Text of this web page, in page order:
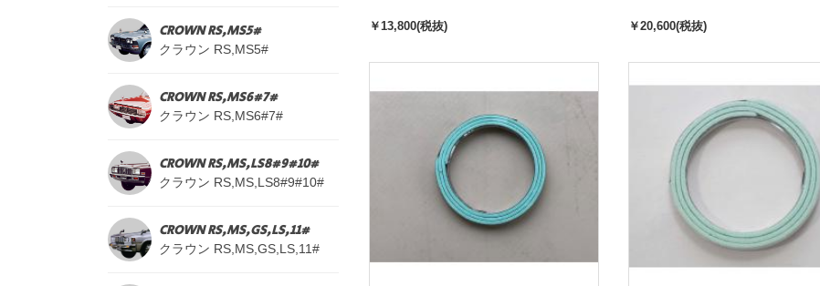
CROWN RS,MS5#
クラウン RS,MS5#
CROWN RS,MS6#7#
クラウン RS,MS6#7#
CROWN RS,MS,LS8#9#10#
クラウン RS,MS,LS8#9#10#
CROWN RS,MS,GS,LS,11#
クラウン RS,MS,GS,LS,11#
￥13,800(税抜) ￥20,600(税抜)